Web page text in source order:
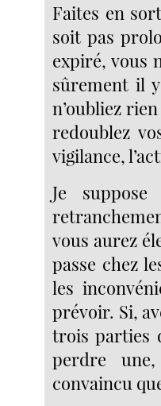
Faites en
soit pas
expiré, vous
sûrement il
n’oubliez
redoublez
vigilance,
Je
vous aurez
passe chez
les
prévoir. Si,
trois parties
perdre
convaincu